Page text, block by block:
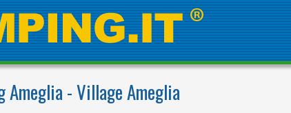
Ameglia - Village Ameglia